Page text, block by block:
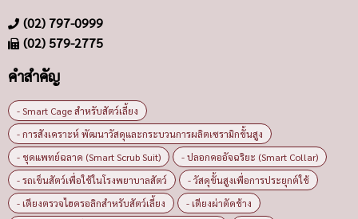
(02) 797-0999
(02) 579-2775
คำสำคัญ
- Smart Cage สำหรับสัตว์เลี้ยง
- การสังเคราะห์ พัฒนาวัสดุและกระบวนการผลิตเซรามิกขั้นสูง
- ชุดแพทย์ฉลาด (Smart Scrub Suit)
- ปลอกคออัจฉริยะ (Smart Collar)
- รถเข็นสัตว์เพื่อใช้ในโรงพยาบาลสัตว์
- วัสดุขั้นสูงเพื่อการประยุกต์ใช้
- เตียงตรวจไฮดรอลิกสำหรับสัตว์เลี้ยง
- เตียงผ่าตัดช้าง